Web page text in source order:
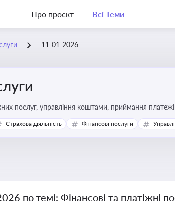
Про проєкт Всі Теми
11-01-2026
Про регулювання фінансових і платіжних послуг, управління
Страхова діяльність Фінансові послуги
по темі: Фінансові та платіжні